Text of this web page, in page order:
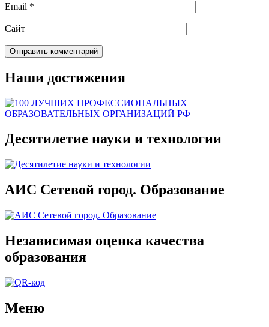
Email *
Сайт
Наши достижения
Десятилетие науки и технологии
АИС Сетевой город. Образование
Независимая оценка качества
образования
Меню